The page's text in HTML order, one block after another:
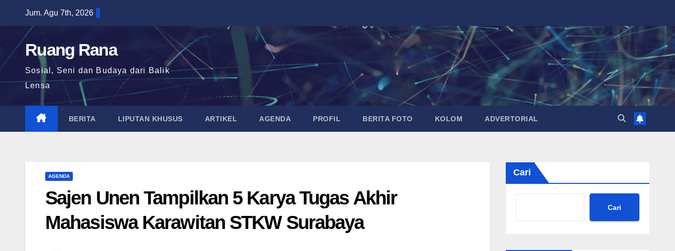
content
Jum. Agu 7th, 2026
Ruang Rana
Sosial, Seni dan Budaya dari Balik
Lensa
BERITA LIPUTAN KHUSUS ARTIKEL AGENDA PROFIL BERITA FOTO KOLOM ADVERTORIAL
AGENDA
Sajen Unen Tampilkan 5 Karya Tugas Akhir
Mahasiswa Karawitan STKW Surabaya
Cari
Cari